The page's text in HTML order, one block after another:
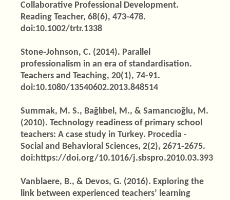
Collaborative Professional Development.
Reading Teacher, 68(6), 473-478.
doi:10.1002/trtr.1338
Stone-Johnson, C. (2014). Parallel
professionalism in an era of standardisation.
Teachers and Teaching, 20(1), 74-91.
doi:10.1080/13540602.2013.848514
Summak, M. S., Bağlıbel, M., & Samancıoğlu, M.
(2010). Technology readiness of primary school
teachers: A case study in Turkey. Procedia -
Social and Behavioral Sciences, 2(2), 2671-2675.
doi:https://doi.org/10.1016/j.sbspro.2010.03.393
Vanblaere, B., & Devos, G. (2016). Exploring the
link between experienced teachers’ learning